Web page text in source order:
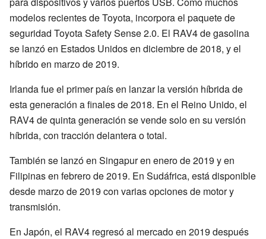
modelos recientes de Toyota, incorpora el paquete de
seguridad Toyota Safety Sense 2.0. El RAV4 de gasolina
se lanzó en Estados Unidos en diciembre de 2018, y el
híbrido en marzo de 2019.
Irlanda fue el primer país en lanzar la versión híbrida de
esta generación a finales de 2018. En el Reino Unido, el
RAV4 de quinta generación se vende solo en su versión
híbrida, con tracción delantera o total.
También se lanzó en Singapur en enero de 2019 y en
Filipinas en febrero de 2019. En Sudáfrica, está disponible
desde marzo de 2019 con varias opciones de motor y
transmisión.
En Japón, el RAV4 regresó al mercado en 2019 después